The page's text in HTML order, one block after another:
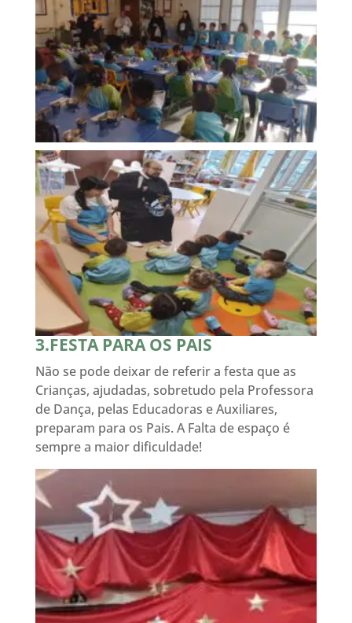
3.FESTA PARA OS PAIS
Não se pode deixar de referir a festa que as
Crianças, ajudadas, sobretudo pela Professora
de Dança, pelas Educadoras e Auxiliares,
preparam para os Pais. A Falta de espaço é
sempre a maior dificuldade!